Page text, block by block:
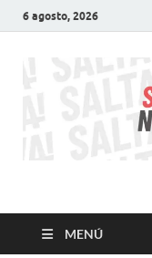
6 agosto, 2026
SALTA
MENÚ